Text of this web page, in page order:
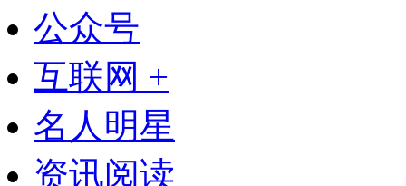
公众号
互联网 +
名人明星
资讯阅读